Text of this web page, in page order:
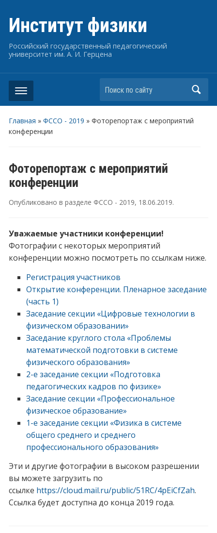
Институт физики
Российский государственный педагогический
университет им. А. И. Герцена
Поиск по сайту
Главная » ФССО - 2019 » Фоторепортаж с мероприятий
конференции
Фоторепортаж с мероприятий
конференции
Опубликовано в разделе ФССО - 2019, 18.06.2019.
Уважаемые участники конференции!
Фотографии с некоторых мероприятий
конференции можно посмотреть по ссылкам ниже.
Регистрация участников
Открытие конференции. Пленарное заседание
(часть 1)
Заседание секции «Цифровые технологии в
физическом образовании»
Заседание круглого стола «Проблемы
математической подготовки в системе
физического образования»
2-е заседание секции «Подготовка
педагогических кадров по физике»
Заседание секции «Профессиональное
физическое образование»
1-е заседание секции «Физика в системе
общего среднего и среднего
профессионального образования»
Эти и другие фотографии в высоком разрешении
вы можете загрузить по
ссылке https://cloud.mail.ru/public/51RC/4pEiCfZah.
Ссылка будет доступна до конца 2019 года.